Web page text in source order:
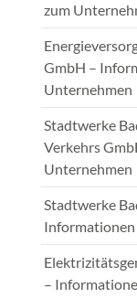
zum
GmbH –
Unternehmen
Stadtwerke
Verkehrs
Unternehmen
Stadtwerke
–